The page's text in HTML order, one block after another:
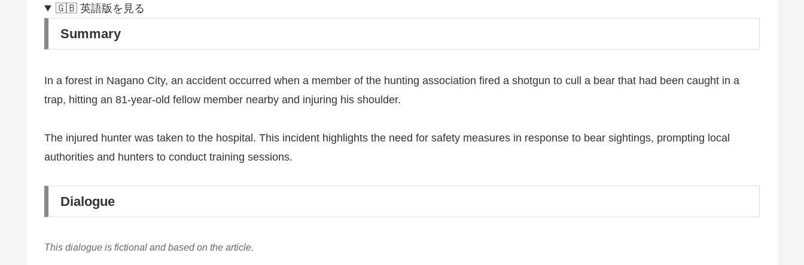
🇬🇧 英語版を見る
Summary
In a forest in Nagano City, an accident occurred when a member of the hunting association fired a shotgun to cull a bear that had been caught in a
trap, hitting an 81-year-old fellow member nearby and injuring his shoulder.
The injured hunter was taken to the hospital. This incident highlights the need for safety measures in response to bear sightings, prompting local
authorities and hunters to conduct training sessions.
Dialogue
This dialogue is fictional and based on the article.